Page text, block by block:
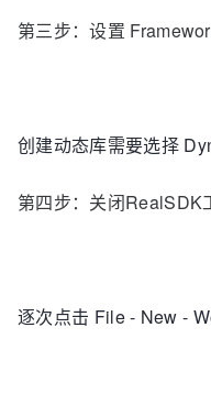
第三步：设置
创建动态库需要选择
第四步：关闭RealSDK
逐次点击 File - New -